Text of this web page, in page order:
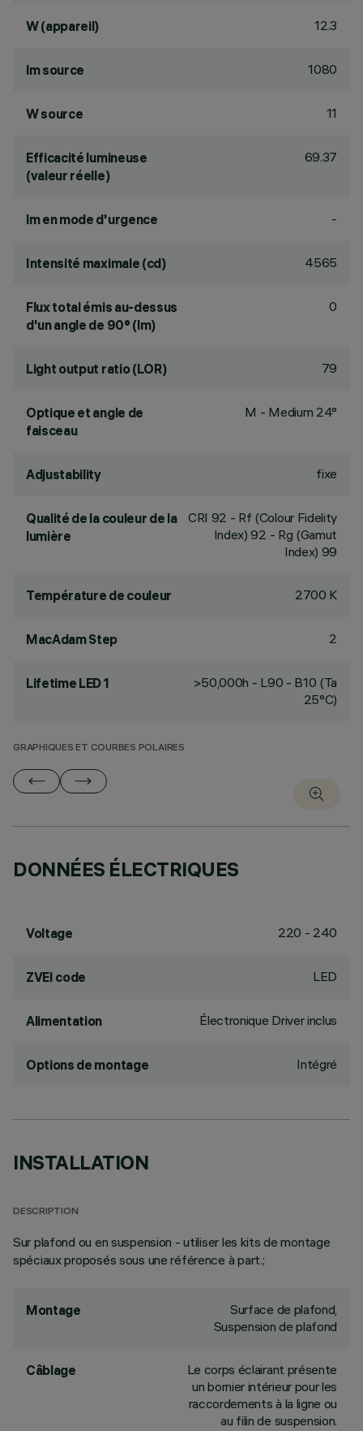
W (appareil) 12.3
lm source 1080
W source 11
Efficacité lumineuse
(valeur réelle)
69.37
lm en mode d'urgence -
Intensité maximale (cd) 4565
Flux total émis au-dessus
d'un angle de 90° (lm)
0
Light output ratio (LOR) 79
Optique et angle de
faisceau
M - Medium 24°
Adjustability fixe
Qualité de la couleur de la
lumière
CRI 92 - Rf (Colour Fidelity
Index) 92 - Rg (Gamut
Index) 99
Température de couleur 2700 K
MacAdam Step 2
Lifetime LED 1
>50,000h - L90 - B10 (Ta
25°C)
GRAPHIQUES ET COURBES POLAIRES
DONNÉES ÉLECTRIQUES
Voltage 220 - 240
ZVEI code LED
Alimentation Électronique Driver inclus
Options de montage Intégré
INSTALLATION
DESCRIPTION
Sur plafond ou en suspension - utiliser les kits de montage
spéciaux proposés sous une référence à part.;
Montage
Surface de plafond,
Suspension de plafond
Câblage
Le corps éclairant présente
un bornier intérieur pour les
raccordements à la ligne ou
au filin de suspension.